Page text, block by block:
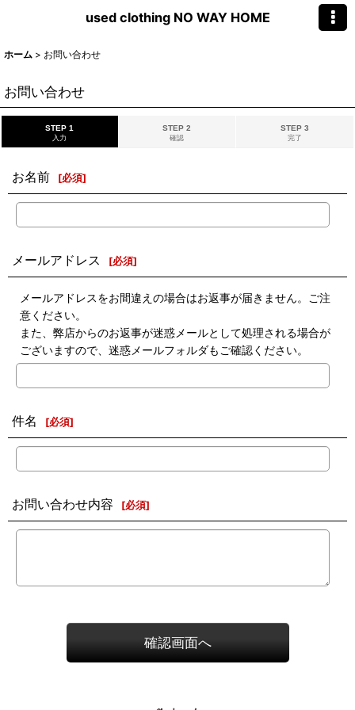
used clothing NO WAY HOME
ホーム > お問い合わせ
お問い合わせ
STEP 1
入力
STEP 2
確認
STEP 3
完了
お名前 [必須]
メールアドレス [必須]
メールアドレスをお間違えの場合はお返事が届きません。ご注
意ください。
また、弊店からのお返事が迷惑メールとして処理される場合が
ございますので、迷惑メールフォルダもご確認ください。
件名 [必須]
お問い合わせ内容 [必須]
確認画面へ